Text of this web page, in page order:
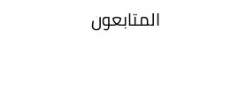
المتابعون